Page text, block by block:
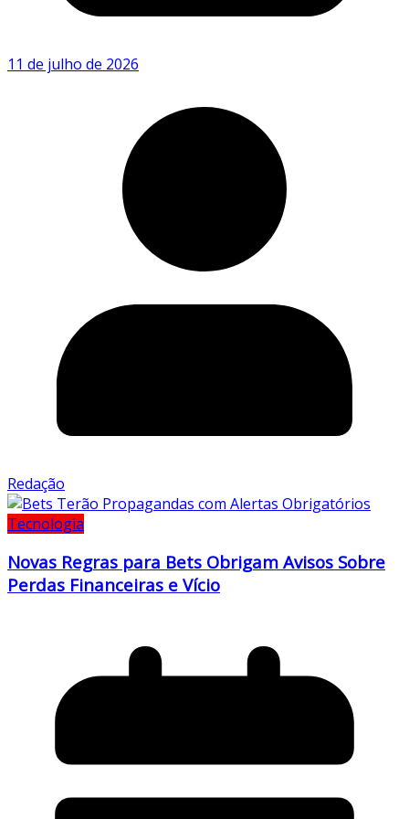
11 de julho de 2026
Redação
Tecnologia
Novas Regras para Bets Obrigam Avisos Sobre
Perdas Financeiras e Vício